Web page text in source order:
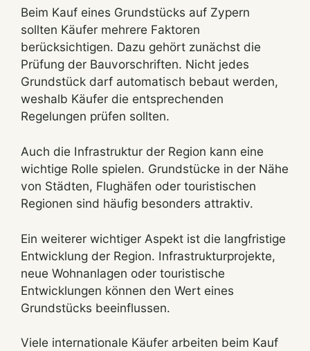
Beim Kauf eines Grundstücks auf Zypern
sollten Käufer mehrere Faktoren
berücksichtigen. Dazu gehört zunächst die
Prüfung der Bauvorschriften. Nicht jedes
Grundstück darf automatisch bebaut werden,
weshalb Käufer die entsprechenden
Regelungen prüfen sollten.
Auch die Infrastruktur der Region kann eine
wichtige Rolle spielen. Grundstücke in der Nähe
von Städten, Flughäfen oder touristischen
Regionen sind häufig besonders attraktiv.
Ein weiterer wichtiger Aspekt ist die langfristige
Entwicklung der Region. Infrastrukturprojekte,
neue Wohnanlagen oder touristische
Entwicklungen können den Wert eines
Grundstücks beeinflussen.
Viele internationale Käufer arbeiten beim Kauf